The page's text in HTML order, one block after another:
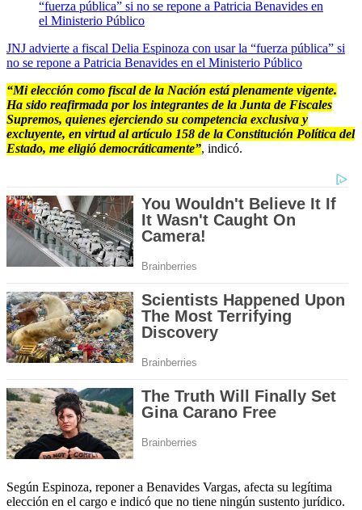
JNJ advierte a fiscal Delia Espinoza con usar la “fuerza pública” si
no se repone a Patricia Benavides en el Ministerio Público
“Mi elección como fiscal de la Nación está plenamente vigente.
Ha sido reafirmada por los integrantes de la Junta de Fiscales
Supremos, quienes ejerciendo su competencia exclusiva y
excluyente, en virtud al artículo 158 de la Constitución Política del
Estado, me eligió democráticamente”, indicó.
Según Espinoza, reponer a Benavides Vargas, afecta su legítima
elección en el cargo e indicó que no tiene ningún sustento jurídico.